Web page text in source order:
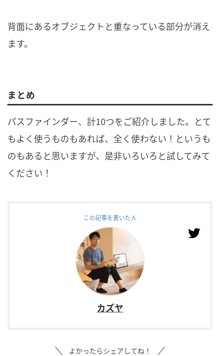
背面にあるオブジェクトと重なっている部分が消え
ます。
まとめ
パスファインダー、計10つをご紹介しました。とて
もよく使うものもあれば、全く使わない！というも
のもあると思いますが、是非いろいろと試してみて
ください！
この記事を書いた人
カズヤ
よかったらシェアしてね！